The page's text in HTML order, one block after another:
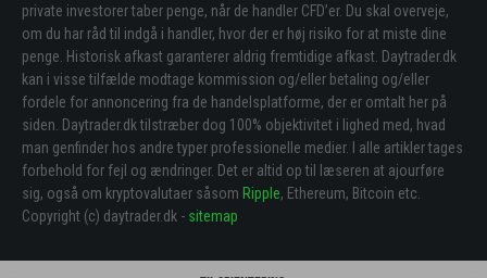
private investorer taber penge, når de handler CFD’er. Du skal overveje,
om du har råd til indgå i handler, hvor der er høj risiko for at miste dine
penge. Historisk afkast garanterer aldrig fremtidige afkast. Daytrader.dk
kan i visse tilfælde modtage kommission og/eller betaling og/eller
fordele for annoncering fra de handelsplatforme, der er omtalt her på
siden. Daytrader.dk tilstræber dog 100% objektivitet i lighed med, hvad
man genfinder hos andre typer professionelle medier. I alle artikler tages
forbehold for fejl og ændringer. Det er altid op til læseren at ajourføre
sig, også om kryptovalutaer såsom Ripple, Ethereum, Bitcoin etc.
Copyright (c) daytrader.dk - sitemap